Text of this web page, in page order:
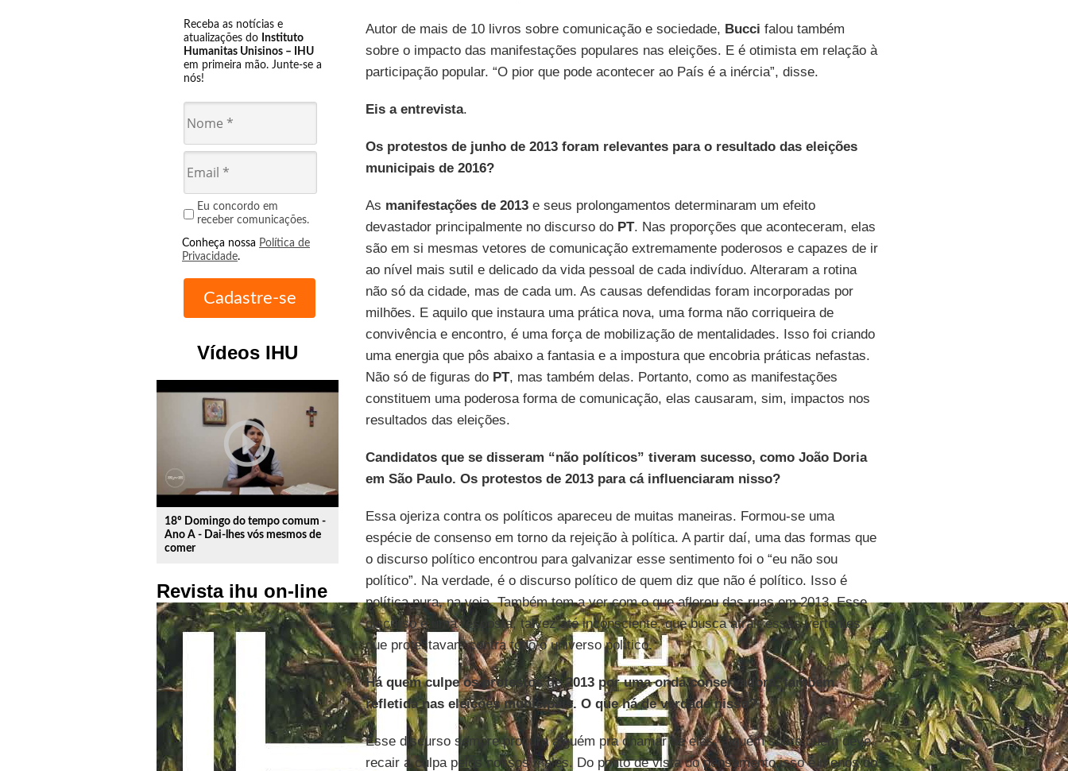
Receba as notícias e
atualizações do Instituto
Humanitas Unisinos – IHU
em primeira mão. Junte-se a
nós!
Eu concordo em
receber comunicações.
Conheça nossa Política de
Privacidade.
Vídeos IHU
play_circle_outline
18º Domingo do tempo comum -
Ano A - Dai-lhes vós mesmos de
comer
Revista ihu on-line
Autor de mais de 10 livros sobre comunicação e sociedade, Bucci falou também
sobre o impacto das manifestações populares nas eleições. E é otimista em relação à
participação popular. “O pior que pode acontecer ao País é a inércia”, disse.
Eis a entrevista.
Os protestos de junho de 2013 foram relevantes para o resultado das eleições
municipais de 2016?
As manifestações de 2013e seus prolongamentos determinaram um efeito
devastador principalmente no discurso do PT. Nas proporções que aconteceram, elas
são em si mesmas vetores de comunicação extremamente poderosos e capazes de ir
ao nível mais sutil e delicado da vida pessoal de cada indivíduo. Alteraram a rotina
não só da cidade, mas de cada um. As causas defendidas foram incorporadas por
milhões. E aquilo que instaura uma prática nova, uma forma não corriqueira de
convivência e encontro, é uma força de mobilização de mentalidades. Isso foi criando
uma energia que pôs abaixo a fantasia e a impostura que encobria práticas nefastas.
Não só de figuras do PT, mas também delas. Portanto, como as manifestações
constituem uma poderosa forma de comunicação, elas causaram, sim, impactos nos
resultados das eleições.
Candidatos que se disseram “não políticos” tiveram sucesso, como João Doria
em São Paulo. Os protestos de 2013 para cá influenciaram nisso?
Essa ojeriza contra os políticos apareceu de muitas maneiras. Formou-se uma
espécie de consenso em torno da rejeição à política. A partir daí, uma das formas que
o discurso político encontrou para galvanizar esse sentimento foi o “eu não sou
político”. Na verdade, é o discurso político de quem diz que não é político. Isso é
política pura, na veia. Também tem a ver com o que aflorou das ruas em 2013. Esse
discurso é uma resposta, talvez até inconsciente, que busca atrair essas vertentes
que protestavam contra todo o universo político.
Há quem culpe os protestos de 2013 por uma onda conservadora, também
refletida nas eleições municipais. O que há de verdade nisso?
Esse discurso sempre procura alguém pra chamar de eles, alguém sobre quem deve
recair a culpa pelos nossos males. Do ponto de vista do pensamento isso é menos do